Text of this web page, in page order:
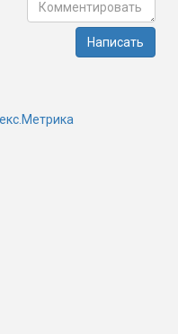
Написать